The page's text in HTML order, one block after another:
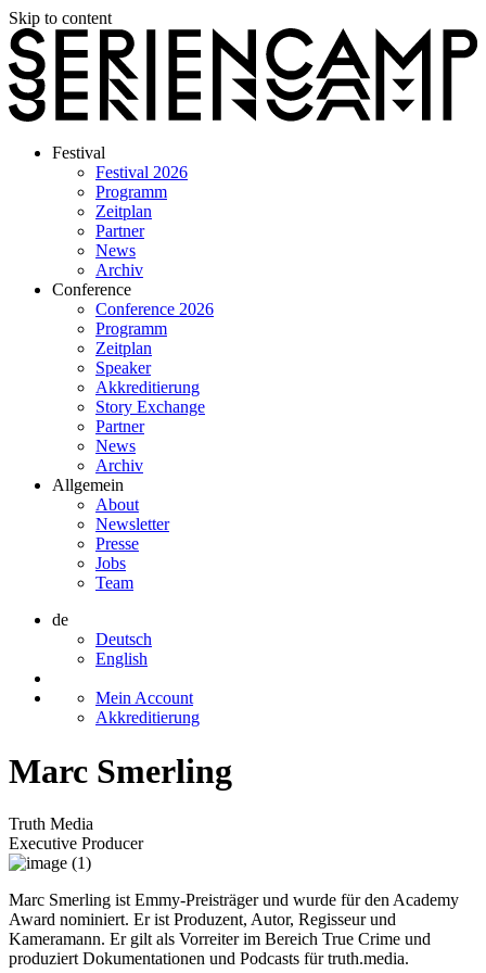
Skip to content
Festival
Festival 2026
Programm
Zeitplan
Partner
News
Archiv
Conference
Conference 2026
Programm
Zeitplan
Speaker
Akkreditierung
Story Exchange
Partner
News
Archiv
Allgemein
About
Newsletter
Presse
Jobs
Team
de
Deutsch
English
Mein Account
Akkreditierung
Marc Smerling
Truth Media
Executive Producer
Marc Smerling ist Emmy-Preisträger und wurde für den Academy
Award nominiert. Er ist Produzent, Autor, Regisseur und
Kameramann. Er gilt als Vorreiter im Bereich True Crime und
produziert Dokumentationen und Podcasts fürtruth.media.